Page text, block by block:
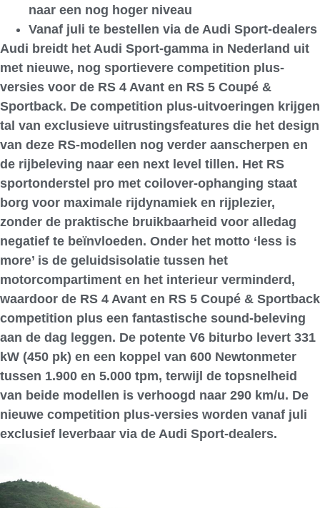
naar een nog hoger niveau
Vanaf juli te bestellen via de Audi Sport-dealers
Audi breidt het Audi Sport-gamma in Nederland uit
met nieuwe, nog sportievere competition plus-
versies voor de RS 4 Avant en RS 5 Coupé &
Sportback. De competition plus-uitvoeringen krijgen
tal van exclusieve uitrustingsfeatures die het design
van deze RS-modellen nog verder aanscherpen en
de rijbeleving naar een next level tillen. Het RS
sportonderstel pro met coilover-ophanging staat
borg voor maximale rijdynamiek en rijplezier,
zonder de praktische bruikbaarheid voor alledag
negatief te beïnvloeden. Onder het motto ‘less is
more’ is de geluidsisolatie tussen het
motorcompartiment en het interieur verminderd,
waardoor de RS 4 Avant en RS 5 Coupé & Sportback
competition plus een fantastische sound-beleving
aan de dag leggen. De potente V6 biturbo levert 331
kW (450 pk) en een koppel van 600 Newtonmeter
tussen 1.900 en 5.000 tpm, terwijl de topsnelheid
van beide modellen is verhoogd naar 290 km/u. De
nieuwe competition plus-versies worden vanaf juli
exclusief leverbaar via de Audi Sport-dealers.